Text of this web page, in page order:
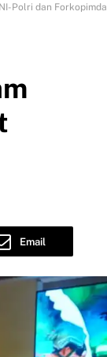
Polri dan Forkopimda
Email